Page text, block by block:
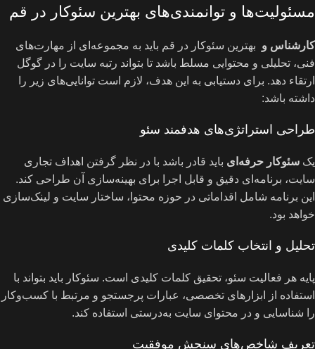
مسئولیت‌ها و توانمندی‌های بهترین سئوکار در قم
کارشناس و بهترین سئوکار در قم باید به مجموعه‌ای از مهارت‌های
فنی، تحلیلی و محتوایی مسلط باشد تا بتواند رتبه سایت را در گوگل
ارتقاء دهد. برای دستیابی به این هدف، لازم است توانایی‌های زیر را
داشته باشد:
طراحی استراتژی‌های هدفمند سئو
یک سئوکار حرفه‌ای باید قادر باشد با در نظر گرفتن اهداف تجاری
سایت، برنامه‌ای دقیق و قابل اجرا برای بهینه‌سازی آن طراحی کند.
این برنامه شامل اقداماتی در حوزه محتوا، ساختار سایت و لینک‌سازی
خواهد بود.
تحلیل و انتخاب کلمات کلیدی
پایه هر فعالیت سئو، تحقیق کلمات کلیدی است. سئوکار باید بتواند با
استفاده از ابزارهای تخصصی، عبارات پرجستجو و مرتبط با کسب‌وکار
را شناسایی و در محتوای سایت به‌درستی استفاده کند.
تعریف شاخص‌های سنجش موفقیت